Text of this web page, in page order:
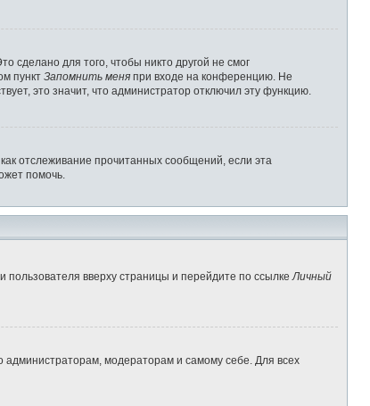
сделано для того, чтобы никто другой не смог
пункт Запомнить меня при входе на конференцию. Не
это значит, что администратор отключил эту функцию.
отслеживание прочитанных сообщений, если эта
помочь.
вверху страницы и перейдите по ссылке Личный
администраторам, модераторам и самому себе. Для всех